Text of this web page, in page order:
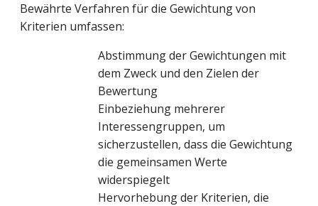
Bewährte Verfahren für die Gewichtung von
Kriterien umfassen:
Abstimmung der Gewichtungen mit
dem Zweck und den Zielen der
Bewertung
Einbeziehung mehrerer
Interessengruppen, um
sicherzustellen, dass die Gewichtung
die gemeinsamen Werte
widerspiegelt
Hervorhebung der Kriterien, die